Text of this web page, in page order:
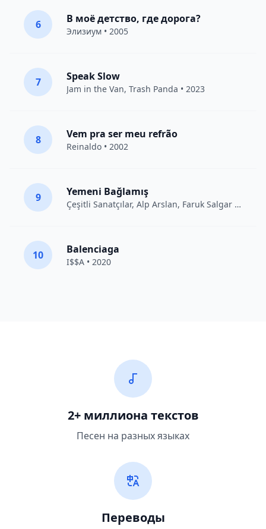
6 В моё детство, где дорога?
Элизиум • 2005
7 Speak Slow
Jam in the Van, Trash Panda • 2023
8 Vem pra ser meu refrão
Reinaldo • 2002
9 Yemeni Bağlamış
Çeşitli Sanatçılar, Alp Arslan, Faruk Salgar • 2012
10 Balenciaga
I$$A • 2020
2+ миллиона текстов
Песен на разных языках
Переводы